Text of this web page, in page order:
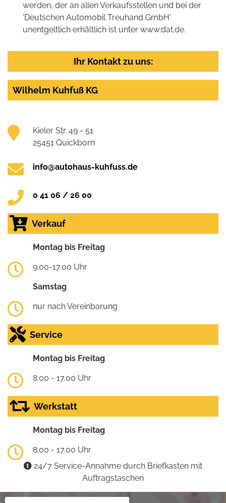
werden, der an allen Verkaufsstellen und bei der
'Deutschen Automobil Treuhand GmbH'
unentgeltlich erhältlich ist unter www.dat.de.
Ihr Kontakt zu uns:
Wilhelm Kuhfuß KG
Kieler Str. 49 - 51
25451 Quickborn
info@autohaus-kuhfuss.de
0 41 06 / 26 00
Verkauf
Montag bis Freitag
9.00-17.00 Uhr
Samstag
nur nach Vereinbarung
Service
Montag bis Freitag
8.00 - 17.00 Uhr
Werkstatt
Montag bis Freitag
8.00 - 17.00 Uhr
24/7 Service-Annahme durch Briefkasten mit
Auftragstaschen